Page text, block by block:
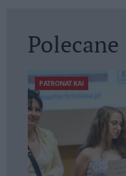
Polecane
PATRONAT KAI